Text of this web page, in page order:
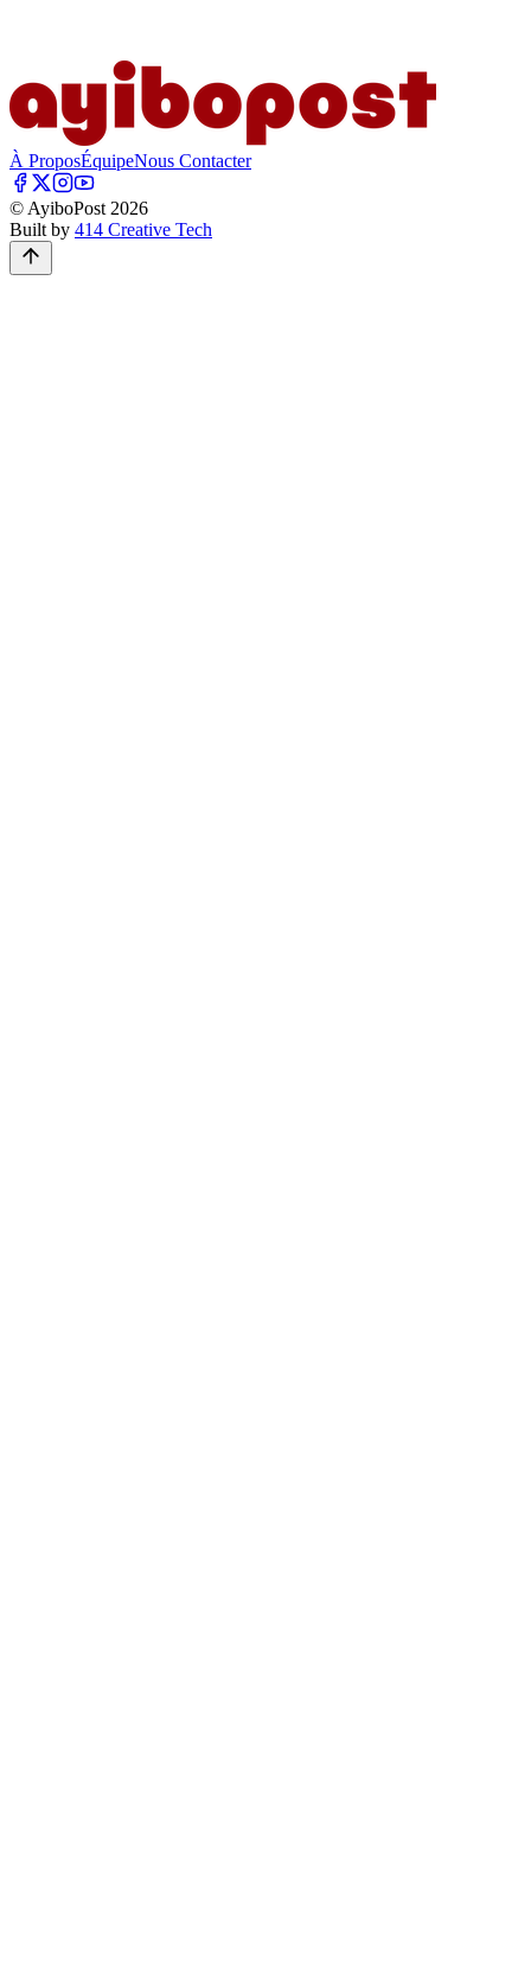
À ProposÉquipeNous Contacter
© AyiboPost 2026
Built by 414 Creative Tech